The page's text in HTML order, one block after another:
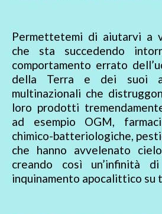
Permettetemi di aiutarvi a
che sta succedendo
comportamento errato
della Terra e dei suoi
multinazionali che
loro prodotti
ad esempio OGM,
chimico-batteriologiche,
che hanno avvelenato
creando così un’infinità
inquinamento apocalittico su